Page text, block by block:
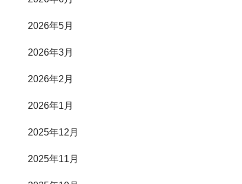
2026年5月
2026年3月
2026年2月
2026年1月
2025年12月
2025年11月